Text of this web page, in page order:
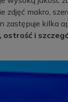
zdjęć makro,
zastępuje kilka
i